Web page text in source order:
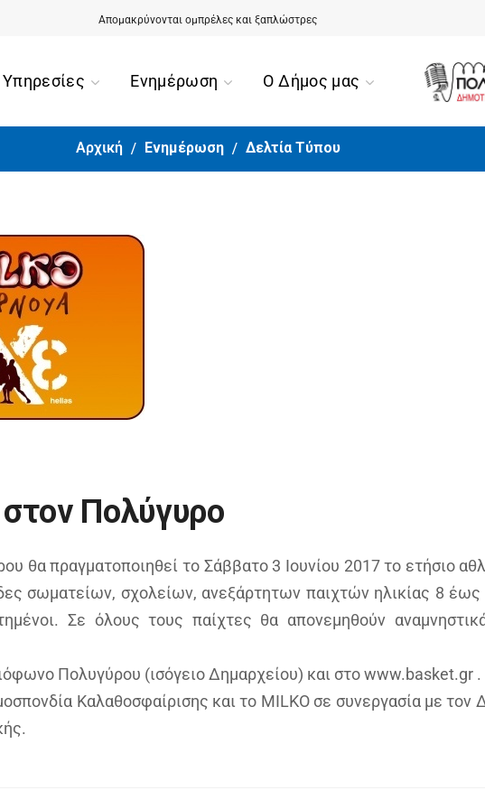
Απομακρύνονται ομπρέλες και ξαπλώστρες
Αίσιο τέλος για την περιπέτεια της 90χρονης από την Ορμύλια
Υπηρεσίες Ενημέρωση Ο Δήμος μας
Αρχική Ενημέρωση Δελτία Τύπου
Πολύγυρο
θα πραγματοποιηθεί το Σάββατο 3 Ιουνίου 2017 το ετήσιο
σωματείων, σχολείων, ανεξάρτητων παιχτών ηλικίας 8
Σε όλους τους παίχτες θα απονεμηθούν
Πολυγύρου (ισόγειο Δημαρχείου) και στο www.basket.gr .
Καλαθοσφαίρισης και το MILKO σε συνεργασία με